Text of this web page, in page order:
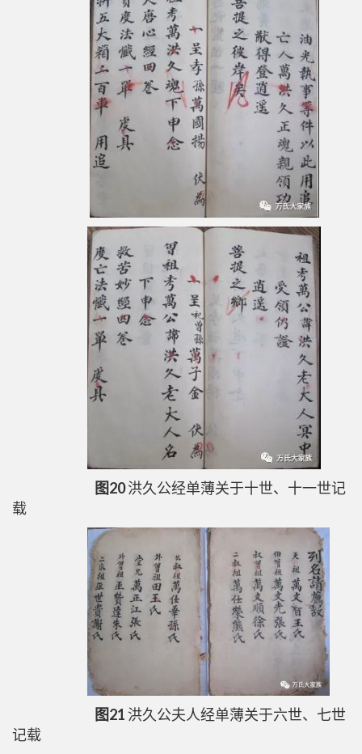
图20洪久公经单薄关于十世、十一世记
载
图21 洪久公夫人经单薄关于六世、七世
记载